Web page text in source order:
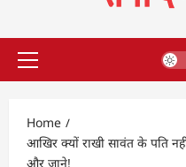
Primary
Home
आखिर क्यों राखी सावंत के पति
और जाने!